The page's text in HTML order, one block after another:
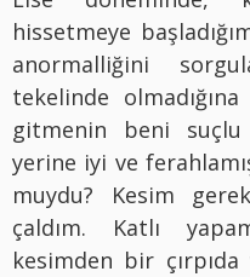
hissetmeye
anormalliğini
tekelinde
gitmenin beni
yerine iyi ve
muydu? Kesim
çaldım. Katlı
kesimden bir çırpıda